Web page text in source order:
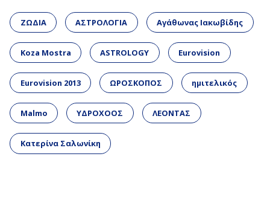
ΖΩΔΙΑ ΑΣΤΡΟΛΟΓΙΑ Αγάθωνας Ιακωβίδης
Koza Mostra ASTROLOGY Eurovision
Eurovision 2013 ΩΡΟΣΚΟΠΟΣ ημιτελικός
Malmo ΥΔΡΟΧΟΟΣ ΛΕΟΝΤΑΣ
Κατερίνα Σαλωνίκη